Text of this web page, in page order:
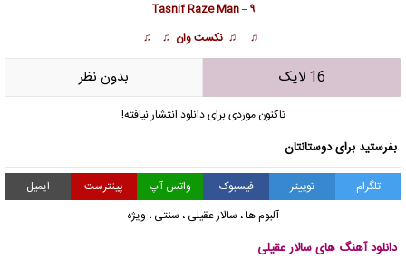
۹ – Tasnif Raze Man
♫ ♫ نکست وان ♫ ♫
16 لایک بدون نظر
تاکنون موردی برای دانلود انتشار نیافته!
بفرستید برای دوستانتان
تلگرام توییتر فیسبوک واتس آپ پینترست
ایمیل
آلبوم ها، سالار عقیلی ، سنتی ، ویژه
دانلود آهنگ های سالار عقیلی